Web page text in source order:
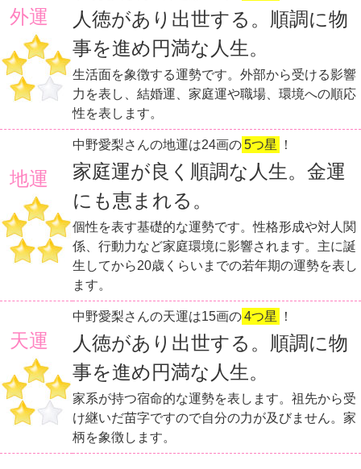
外運
人徳があり出世する。順調に物
事を進め円満な人生。
生活面を象徴する運勢です。外部から受ける影響
力を表し、結婚運、家庭運や職場、環境への順応
性を表します。
地運
中野愛梨さんの地運は24画の5つ星 ！
家庭運が良く順調な人生。金運
にも恵まれる。
個性を表す基礎的な運勢です。性格形成や対人関
係、行動力など家庭環境に影響されます。主に誕
生してから20歳くらいまでの若年期の運勢を表し
ます。
天運
中野愛梨さんの天運は15画の4つ星 ！
人徳があり出世する。順調に物
事を進め円満な人生。
家系が持つ宿命的な運勢を表します。祖先から受
け継いだ苗字ですので自分の力が及びません。家
柄を象徴します。